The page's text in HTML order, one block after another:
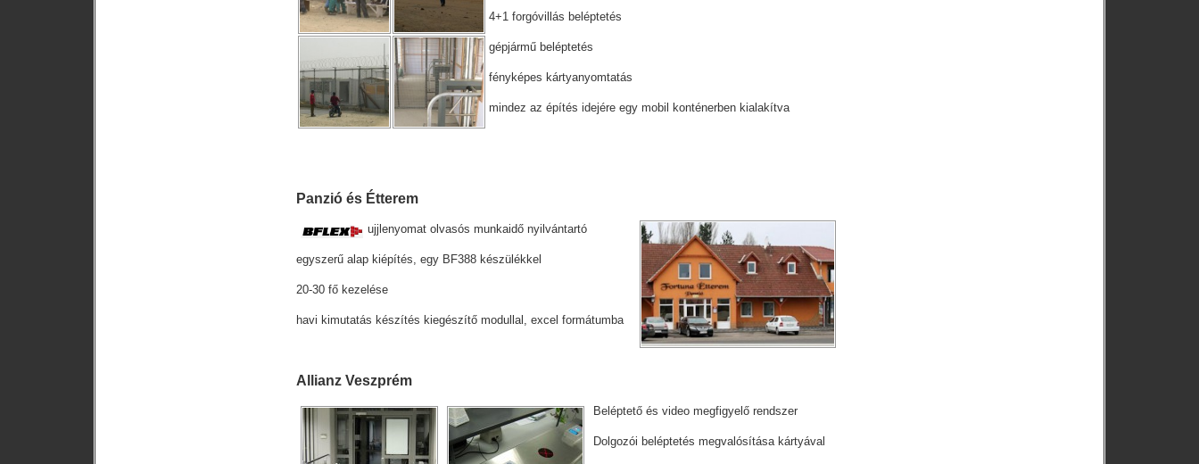
4+1 forgóvillás beléptetés
gépjármű beléptetés
fényképes kártyanyomtatás
mindez az építés idejére egy mobil konténerben kialakítva
Panzió és Étterem
ujjlenyomat olvasós munkaidő nyilvántartó
egyszerű alap kiépítés, egy BF388 készülékkel
20-30 fő kezelése
havi kimutatás készítés kiegészítő modullal, excel formátumba
Allianz Veszprém
Beléptető és video megfigyelő rendszer
Dolgozói beléptetés megvalósítása kártyával